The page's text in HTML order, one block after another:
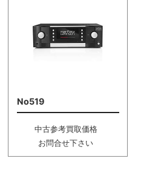
No519
中古参考買取価格
お問合せ下さい